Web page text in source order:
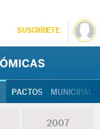
SUSCRÍBETE
PACTOS
2007